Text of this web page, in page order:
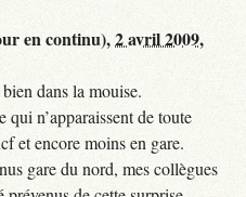
en continu),2 avril 2009,
dans la mouise.
n’apparaissent de toute
et encore moins en gare.
gare du nord, mes collègues